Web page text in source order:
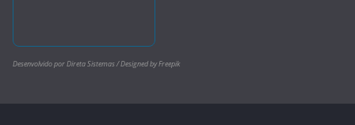
Desenvolvido por Direta Sistemas /Designed by Freepik